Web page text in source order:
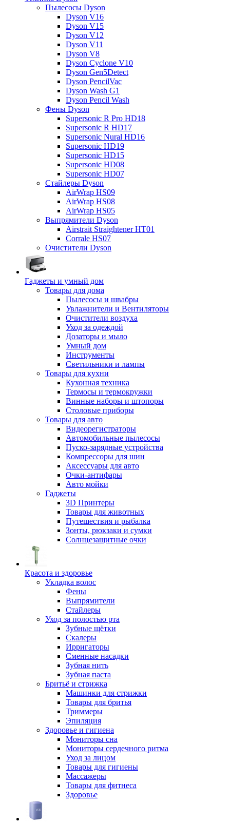
Пылесосы Dyson
Dyson V16
Dyson V15
Dyson V12
Dyson V11
Dyson V8
Dyson Cyclone V10
Dyson Gen5Detect
Dyson PencilVac
Dyson Wash G1
Dyson Pencil Wash
Фены Dyson
Supersonic R Pro HD18
Supersonic R HD17
Supersonic Nural HD16
Supersonic HD19
Supersonic HD15
Supersonic HD08
Supersonic HD07
Стайлеры Dyson
AirWrap HS09
AirWrap HS08
AirWrap HS05
Выпрямители Dyson
Airstrait Straightener HT01
Corrale HS07
Очистители Dyson
Гаджеты и умный дом
Товары для дома
Пылесосы и швабры
Увлажнители и Вентиляторы
Очистители воздуха
Уход за одеждой
Дозаторы и мыло
Умный дом
Инструменты
Светильники и лампы
Товары для кухни
Кухонная техника
Термосы и термокружки
Винные наборы и штопоры
Столовые приборы
Товары для авто
Видеорегистраторы
Автомобильные пылесосы
Пуско-зарядные устройства
Компрессоры для шин
Аксессуары для авто
Очки-антифары
Авто мойки
Гаджеты
3D Принтеры
Товары для животных
Путешествия и рыбалка
Зонты, рюкзаки и сумки
Солнцезащитные очки
Красота и здоровье
Укладка волос
Фены
Выпрямители
Стайлеры
Уход за полостью рта
Зубные щётки
Скалеры
Ирригаторы
Сменные насадки
Зубная нить
Зубная паста
Бритьё и стрижка
Машинки для стрижки
Товары для бритья
Триммеры
Эпиляция
Здоровье и гигиена
Мониторы сна
Мониторы сердечного ритма
Уход за лицом
Товары для гигиены
Массажеры
Товары для фитнеса
Здоровье